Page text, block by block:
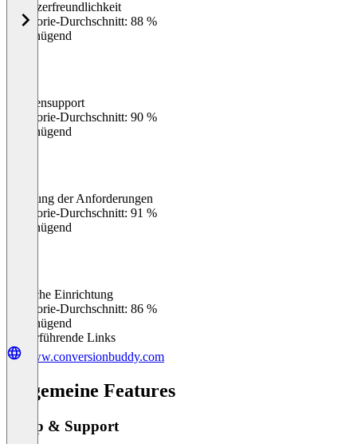
Benutzerfreundlichkeit
Kategorie-Durchschnitt: 88 %
Ungenügend
Kundensupport
Kategorie-Durchschnitt: 90 %
Ungenügend
Erfüllung der Anforderungen
Kategorie-Durchschnitt: 91 %
Ungenügend
Einfache Einrichtung
Kategorie-Durchschnitt: 86 %
Ungenügend
Weiterführende Links
www.conversionbuddy.com
Allgemeine Features
Setup & Support